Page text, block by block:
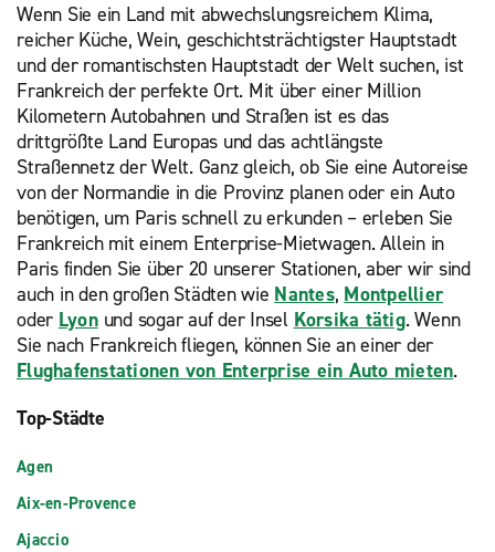
Wenn Sie ein Land mit abwechslungsreichem Klima,
reicher Küche, Wein, geschichtsträchtigster Hauptstadt
und der romantischsten Hauptstadt der Welt suchen, ist
Frankreich der perfekte Ort. Mit über einer Million
Kilometern Autobahnen und Straßen ist es das
drittgrößte Land Europas und das achtlängste
Straßennetz der Welt. Ganz gleich, ob Sie eine Autoreise
von der Normandie in die Provinz planen oder ein Auto
benötigen, um Paris schnell zu erkunden – erleben Sie
Frankreich mit einem Enterprise-Mietwagen.Allein in
Paris finden Sie über 20 unserer Stationen, aber wir sind
auch in den großen Städten wie Nantes, Montpellier
oder Lyonund sogar auf der Insel Korsika tätig. Wenn
Sie nach Frankreich fliegen, können Sie an einer der
Flughafenstationen von Enterprise ein Auto mieten.
Top-Städte
Agen
Aix-en-Provence
Ajaccio